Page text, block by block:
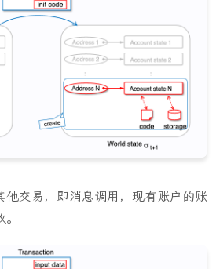
他交易，即消息调用，现有账户的账